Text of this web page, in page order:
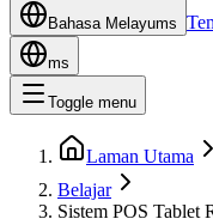
Bahasa Melayums
ms
Toggle menu
Laman Utama
Belajar
Sistem POS Tablet